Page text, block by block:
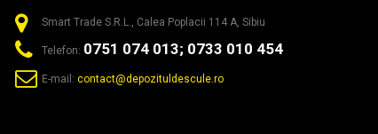
Smart Trade S.R.L., Calea Poplacii 114 A, Sibiu
Telefon: 0751 074 013; 0733 010 454
E-mail: contact@depozituldescule.ro